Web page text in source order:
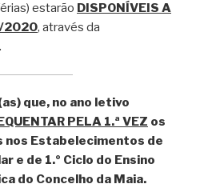
estarão DISPONÍVEIS A
2020, através da
.
que, no ano letivo
PELA 1.ª VEZ os
Estabelecimentos de
e de 1.º Ciclo do Ensino
do Concelho da Maia.